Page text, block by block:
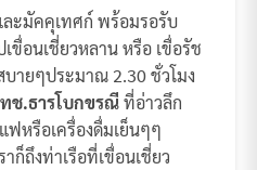
ะมัคคุเทศก์ พร้อมรอรับ
ขื่อนเชี่ยวหลาน หรือ เขื่อรัช
บายๆประมาณ 2.30 ชั่วโมง
ช.ธารโบกขรณีที่อ่าวลึก
หรือเครื่องดื่มเย็นๆๆ
ก็ถึงท่าเรือที่เขื่อนเชี่ยว